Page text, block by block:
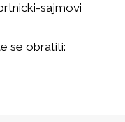
sajmovi
se obratiti: